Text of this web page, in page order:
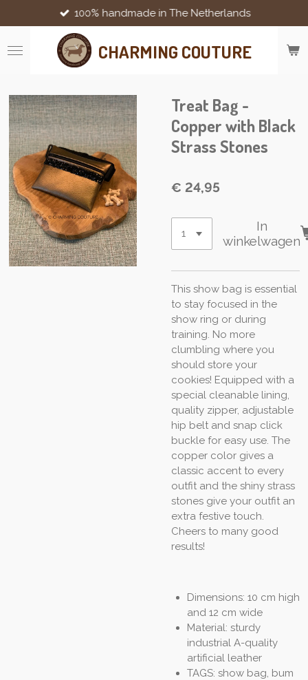
direct
naar
de
CHARMING COUTURE
100% handmade in The Netherlands
Treat Bag -
Copper with Black
Strass Stones
€ 24,95
In
winkelwagen
This show bag is essential
to stay focused in the
show ring or during
training. No more
clumbling where you
should store your
cookies! Equipped with a
special cleanable lining,
quality zipper, adjustable
hip belt and snap click
buckle for easy use. The
copper color gives a
classic accent to every
outfit and the shiny strass
stones give your outfit an
extra festive touch.
Cheers to many good
results!
Dimensions: 10 cm high
and 12 cm wide
Material: sturdy
industrial A-quality
artificial leather
TAGS: show bag, bum